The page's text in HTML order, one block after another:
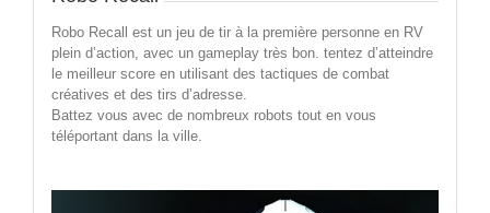
Robo Recall est un jeu de tir à la première personne en RV
plein d’action, avec un gameplay très bon. tentez d’atteindre
le meilleur score en utilisant des tactiques de combat
créatives et des tirs d’adresse.
Battez vous avec de nombreux robots tout en vous
téléportant dans la ville.